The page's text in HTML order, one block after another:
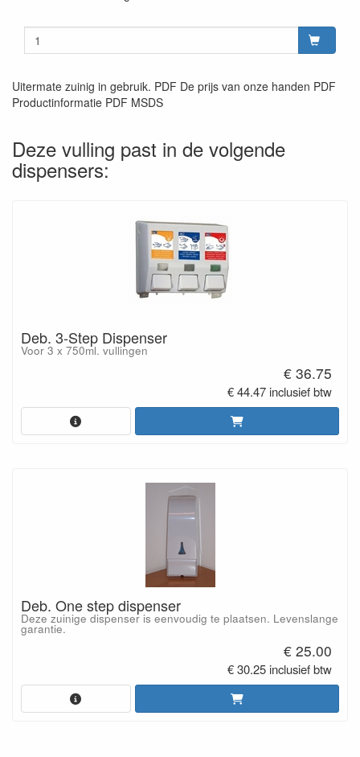
Uitermate zuinig in gebruik. PDF De prijs van onze handen PDF
Productinformatie PDF MSDS
Deze vulling past in de volgende
dispensers:
Deb. 3-Step Dispenser
Voor 3 x 750ml. vullingen
€ 36.75
€ 44.47 inclusief btw
Deb. One step dispenser
Deze zuinige dispenser is eenvoudig te plaatsen. Levenslange
garantie.
€ 25.00
€ 30.25 inclusief btw